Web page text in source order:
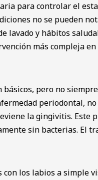
para controlar el
no se pueden
lavado y hábitos
más compleja
pero no
periodontal,
la gingivitis.
sin bacterias. El
los labios a simple